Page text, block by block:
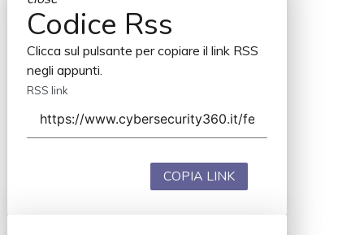
Codice Rss
Clicca sul pulsante per copiare il link RSS
negli appunti.
RSS link
COPIA LINK